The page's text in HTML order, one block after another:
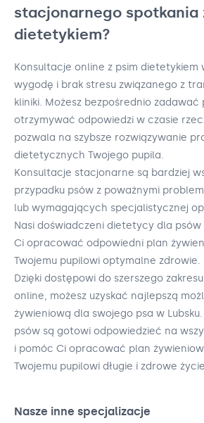
stacjonarnego spotkania
dietetykiem?
Konsultacje online z psim dietetykiem
wygodę i brak stresu związanego z
kliniki. Możesz bezpośrednio zadawać
otrzymywać odpowiedzi w czasie
pozwala na szybsze rozwiązywanie
dietetycznych Twojego pupila.
Konsultacje stacjonarne są bardziej
przypadku psów z poważnymi
lub wymagających specjalistycznej
Nasi doświadczeni dietetycy dla psów
Ci opracować odpowiedni plan
Twojemu pupilowi optymalne zdrowie.
Dzięki dostępowi do szerszego
online, możesz uzyskać najlepszą
żywieniową dla swojego psa w
psów są gotowi odpowiedzieć na
i pomóc Ci opracować plan
Twojemu pupilowi długie i zdrowe
Nasze inne specjalizacje